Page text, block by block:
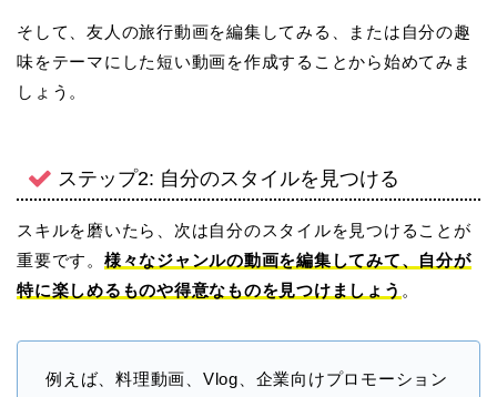
そして、友人の旅行動画を編集してみる、または自分の趣
味をテーマにした短い動画を作成することから始めてみま
しょう。
ステップ2: 自分のスタイルを見つける
スキルを磨いたら、次は自分のスタイルを見つけることが
重要です。 様々なジャンルの動画を編集してみて、自分が
特に楽しめるものや得意なものを見つけましょう 。
例えば、料理動画、Vlog、企業向けプロモーション